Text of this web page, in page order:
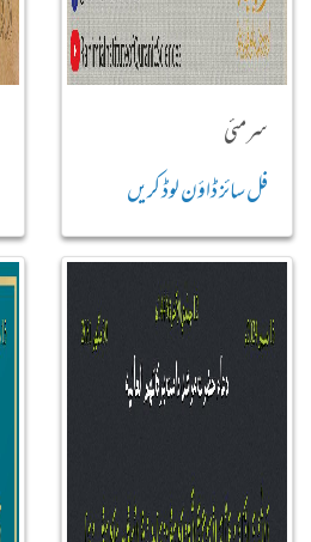
سرمئی
فل سائز ڈاؤن لوڈ کریں